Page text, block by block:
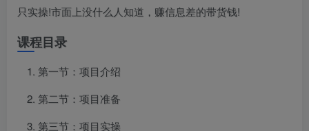
只实操!市面上没什么人知道，赚信息差的带货钱!
课程目录
第一节：项目介绍
第二节：项目准备
第三节：项目实操